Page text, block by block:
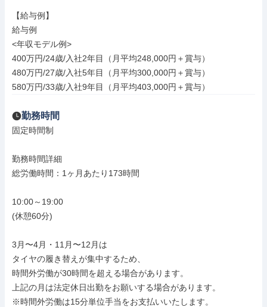
【給与例】
給与例
<年収モデル例>
400万円/24歳/入社2年目（月平均248,000円＋賞与）
480万円/27歳/入社5年目（月平均300,000円＋賞与）
580万円/33歳/入社9年目（月平均403,000円＋賞与）
勤務時間
固定時間制
勤務時間詳細
総労働時間：1ヶ月あたり173時間
10:00～19:00
(休憩60分)
3月〜4月・11月〜12月は
タイヤの履き替えが集中するため、
時間外労働が30時間を超える場合があります。
上記の月は法定休日出勤をお願いする場合があります。
※時間外労働は15分単位手当をお支払いいたします。